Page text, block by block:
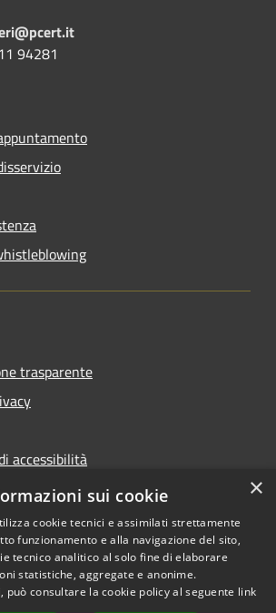
94281
trasparente
accessibilità
Feedback
Copyright © 2026 • Comune di
Chieri • Powered by
×
sui cookie
cookie tecnici e assimilati strettamente
funzionamento e alla navigazione del sito,
tecnico analitico al solo fine di elaborare
statistiche, aggregate e anonime.
può consultare la cookie policy al seguente link